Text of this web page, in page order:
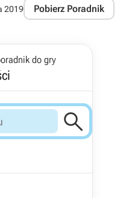
2019 Pobierz Poradnik
do gry
